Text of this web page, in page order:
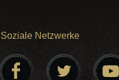
Soziale Netzwerke